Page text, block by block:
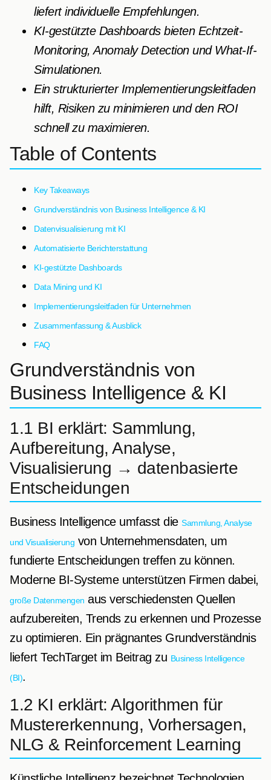
liefert individuelle Empfehlungen.
KI-gestützte Dashboards bieten Echtzeit-
Monitoring, Anomaly Detection und What-If-
Simulationen.
Ein strukturierter Implementierungsleitfaden
hilft, Risiken zu minimieren und den ROI
schnell zu maximieren.
Table of Contents
Key Takeaways
Grundverständnis von Business Intelligence & KI
Datenvisualisierung mit KI
Automatisierte Berichterstattung
KI-gestützte Dashboards
Data Mining und KI
Implementierungsleitfaden für Unternehmen
Zusammenfassung & Ausblick
FAQ
Grundverständnis von
Business Intelligence & KI
1.1 BI erklärt: Sammlung,
Aufbereitung, Analyse,
Visualisierung → datenbasierte
Entscheidungen
Business Intelligence umfasst die Sammlung, Analyse
und Visualisierung von Unternehmensdaten, um
fundierte Entscheidungen treffen zu können.
Moderne BI-Systeme unterstützen Firmen dabei,
große Datenmengen aus verschiedensten Quellen
aufzubereiten, Trends zu erkennen und Prozesse
zu optimieren. Ein prägnantes Grundverständnis
liefert TechTarget im Beitrag zu Business Intelligence
(BI).
1.2 KI erklärt: Algorithmen für
Mustererkennung, Vorhersagen,
NLG & Reinforcement Learning